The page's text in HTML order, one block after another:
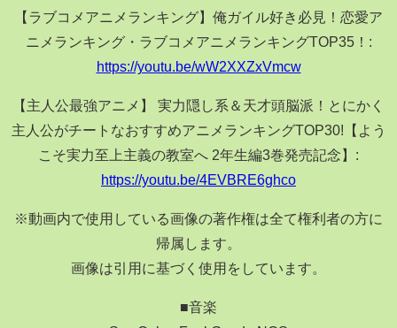
【ラブコメアニメランキング】俺ガイル好き必見！恋愛ア
ニメランキング・ラブコメアニメランキングTOP35！:
https://youtu.be/wW2XXZxVmcw
【主人公最強アニメ】 実力隠し系＆天才頭脳派！とにかく
主人公がチートなおすすめアニメランキングTOP30!【よう
こそ実力至上主義の教室へ 2年生編3巻発売記念】:
https://youtu.be/4EVBRE6ghco
※動画内で使用している画像の著作権は全て権利者の方に
帰属します。
画像は引用に基づく使用をしています。
■音楽